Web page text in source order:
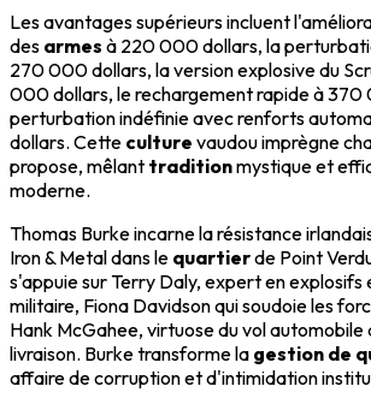
Les avantages supérieurs incluent
des armes à 220 000 dollars, la
270 000 dollars, la version explosive du
000 dollars, le rechargement rapide à
perturbation indéfinie avec renforts
dollars. Cette culture vaudou imprègne
propose, mêlant traditionmystique et
moderne.
Thomas Burke incarne la résistance
Iron & Metal dans le quartierde Point
s'appuie sur Terry Daly, expert en
militaire, Fiona Davidson qui soudoie les
Hank McGahee, virtuose du vol automobile
livraison. Burke transforme la gestion de
affaire de corruption et d'intimidation